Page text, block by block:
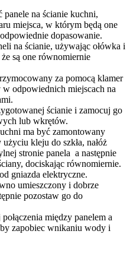
panele na ścianie kuchni,
miejsca, w którym będą one
dopasowanie.
na ścianie, używając ołówka i
są one równomiernie
za pomocą klamer
odpowiednich miejscach na
ścianie i zamocuj go
lub wkrętów.
ma być zamontowany
kleju do szkła, nałóż
stronie panela a następnie
dociskając równomiernie.
gniazda elektryczne.
umieszczony i dobrze
pozostaw go do
między panelem a
zapobiec wnikaniu wody i